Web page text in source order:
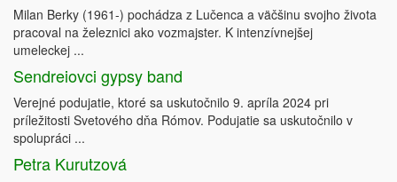
Milan Berky (1961-) pochádza z Lučenca a väčšinu svojho života
pracoval na železnici ako vozmajster. K intenzívnejšej
umeleckej ...
Sendreiovci gypsy band
Verejné podujatie, ktoré sa uskutočnilo 9. apríla 2024 pri
príležitosti Svetového dňa Rómov. Podujatie sa uskutočnilo v
spolupráci ...
Petra Kurutzová